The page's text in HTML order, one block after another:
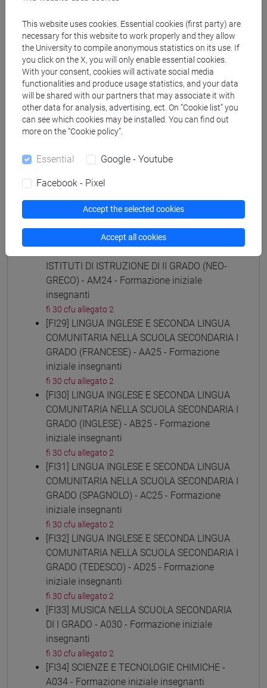
(GIAPPONESE) - AJ24 - Formazione iniziale
insegnanti
fi 30 cfu allegato 2
[FI25] LINGUE E CULTURE STRANIERE NEGLI
ISTITUTI DI ISTRUZIONE DI II GRADO
(PORTOGHESE) - AN24 - Formazione iniziale
insegnanti
fi 30 cfu allegato 2
[FI26] LINGUA E CULTURA STRANIERA
insegnanti
fi 30 cfu allegato 2
(ARABO) - AL24 - Formazione iniziale
fi 30 cfu allegato 2
ISTITUTI DI ISTRUZIONE DI II GRADO (NEO-
GRECO) - AM24 - Formazione iniziale
insegnanti
fi 30 cfu allegato 2
[FI29] LINGUA INGLESE E SECONDA LINGUA
COMUNITARIA NELLA SCUOLA SECONDARIA I
GRADO (FRANCESE) - AA25 - Formazione
iniziale insegnanti
fi 30 cfu allegato 2
[FI30] LINGUA INGLESE E SECONDA LINGUA
COMUNITARIA NELLA SCUOLA SECONDARIA I
GRADO (INGLESE) - AB25 - Formazione
iniziale insegnanti
fi 30 cfu allegato 2
[FI31] LINGUA INGLESE E SECONDA LINGUA
COMUNITARIA NELLA SCUOLA SECONDARIA I
GRADO (SPAGNOLO) - AC25 - Formazione
iniziale insegnanti
fi 30 cfu allegato 2
[FI32] LINGUA INGLESE E SECONDA LINGUA
COMUNITARIA NELLA SCUOLA SECONDARIA I
GRADO (TEDESCO) - AD25 - Formazione
iniziale insegnanti
fi 30 cfu allegato 2
[FI33] MUSICA NELLA SCUOLA SECONDARIA
DI I GRADO - A030 - Formazione iniziale
insegnanti
fi 30 cfu allegato 2
[FI34] SCIENZE E TECNOLOGIE CHIMICHE -
A034 - Formazione iniziale insegnanti
This website uses cookies. Essential cookies (first party) are
necessary for this website to work properly and they allow
the University to compile anonymous statistics on its use. If
you click on the X, you will only enable essential cookies.
With your consent, cookies will activate social media
functionalities and produce usage statistics, and your data
will be shared with our partners that may associate it with
other data for analysis, advertising, ect. On “Cookie list” you
can see which cookies may be installed. You can find out
more on the “Cookie policy”.
Essential Google - Youtube
Facebook - Pixel
Accept the selected cookies
Accept all cookies